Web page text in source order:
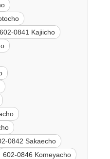
602-0841 Kajiicho
0842 Sakaecho
602-0846 Komeyacho